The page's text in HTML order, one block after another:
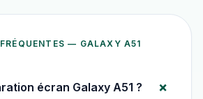
— GALAXY A51
écran Galaxy A51 ? +